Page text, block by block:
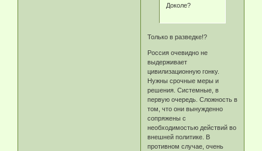
Доколе?
Только в разведке!?
Россия очевидно не
выдерживает
цивилизационную гонку.
Нужны срочные меры и
решения. Системные, в
первую очередь. Сложность в
том, что они вынужденно
сопряжены с
необходимостью действий во
внешней политике. В
противном случае, очень